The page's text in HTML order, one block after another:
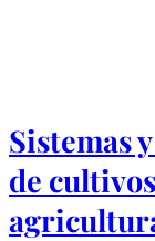
Sistemas
de